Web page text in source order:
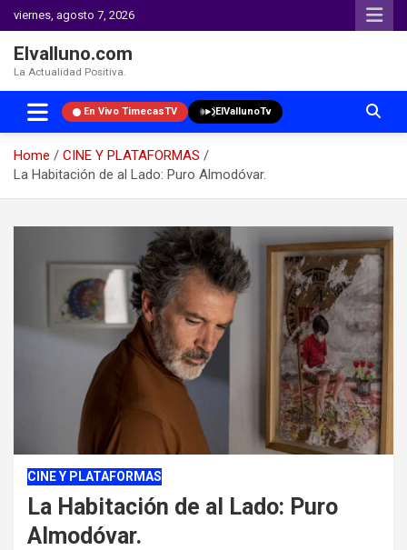
viernes, agosto 7, 2026
Elvalluno.com
La Actualidad Positiva.
En Vivo TimecasTV ElVallunoTv
Home
CINE Y PLATAFORMAS
La Habitación de al Lado: Puro Almodóvar.
CINE Y PLATAFORMAS
La Habitación de al Lado: Puro
Almodóvar.